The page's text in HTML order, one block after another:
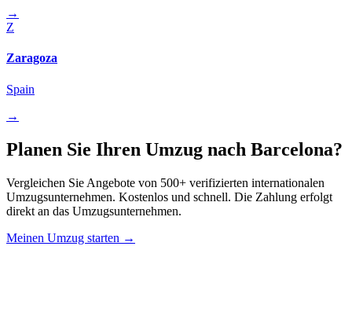
→
Z
Zaragoza
Spain
→
Planen Sie Ihren Umzug nach Barcelona?
Vergleichen Sie Angebote von 500+ verifizierten internationalen
Umzugsunternehmen. Kostenlos und schnell. Die Zahlung erfolgt
direkt an das Umzugsunternehmen.
Meinen Umzug starten →